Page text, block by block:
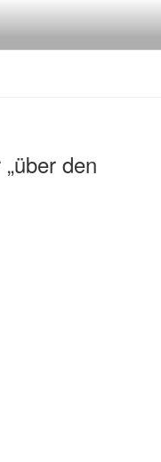
den